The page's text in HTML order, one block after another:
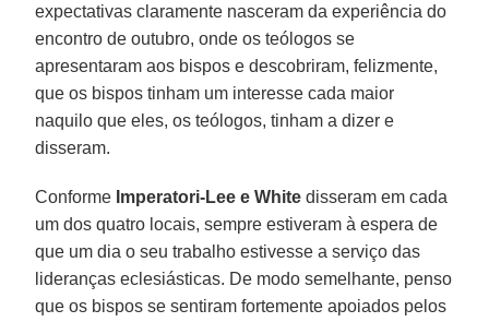
expectativas claramente nasceram da experiência do
encontro de outubro, onde os teólogos se
apresentaram aos bispos e descobriram, felizmente,
que os bispos tinham um interesse cada maior
naquilo que eles, os teólogos, tinham a dizer e
disseram.
Conforme Imperatori-Lee e White disseram em cada
um dos quatro locais, sempre estiveram à espera de
que um dia o seu trabalho estivesse a serviço das
lideranças eclesiásticas. De modo semelhante, penso
que os bispos se sentiram fortemente apoiados pelos